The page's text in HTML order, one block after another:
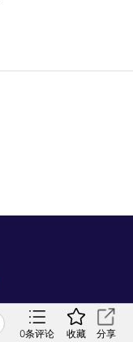
0条评论 收藏 分享